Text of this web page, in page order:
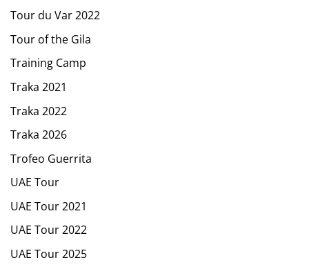
Tour du Var 2022
Tour of the Gila
Training Camp
Traka 2021
Traka 2022
Traka 2026
Trofeo Guerrita
UAE Tour
UAE Tour 2021
UAE Tour 2022
UAE Tour 2025